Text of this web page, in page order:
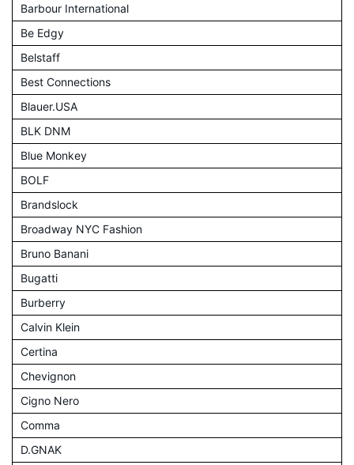
Barbour International
Be Edgy
Belstaff
Best Connections
Blauer.USA
BLK DNM
Blue Monkey
BOLF
Brandslock
Broadway NYC Fashion
Bruno Banani
Bugatti
Burberry
Calvin Klein
Certina
Chevignon
Cigno Nero
Comma
D.GNAK